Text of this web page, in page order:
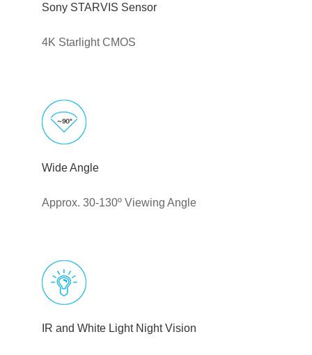
Sony STARVIS Sensor
4K Starlight CMOS
Wide Angle
Approx. 30-130º Viewing Angle
IR and White Light Night Vision